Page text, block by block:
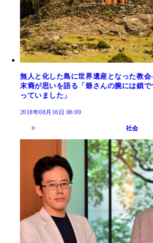
無人と化した島に世界遺産となった教
末裔が思いを語る「爺さんの腕には鎖
っていました」
2018年08月16日 06:00
社会